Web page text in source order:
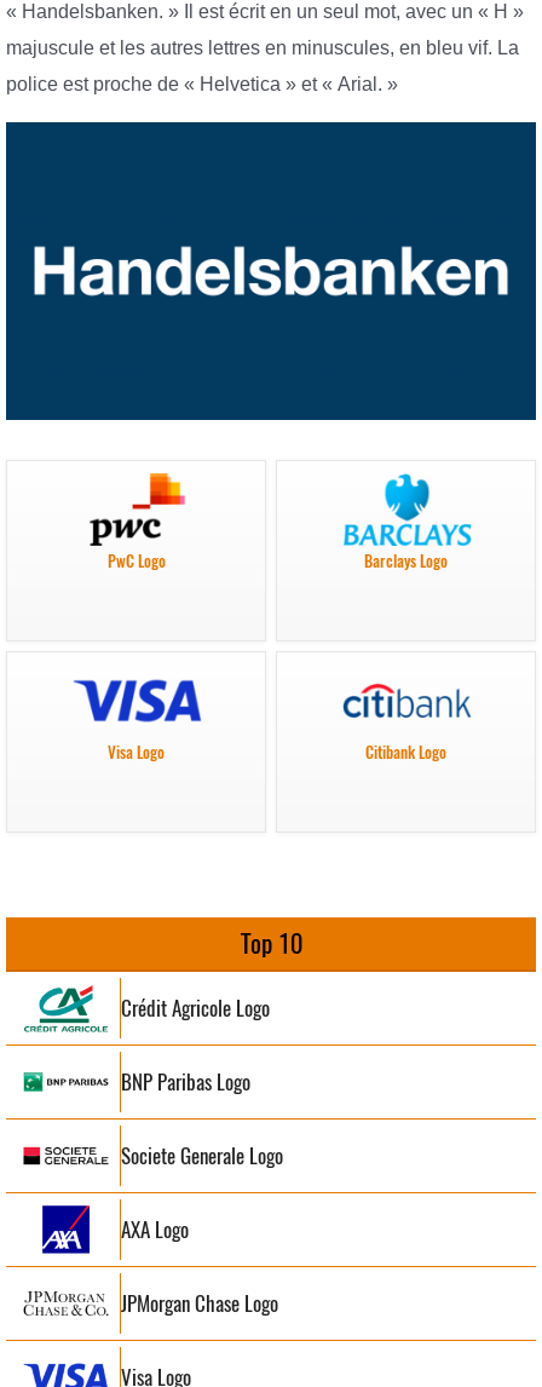
« Handelsbanken. » Il est écrit en un seul mot, avec un « H »
majuscule et les autres lettres en minuscules, en bleu vif. La
police est proche de « Helvetica » et « Arial. »
PwC Logo Barclays Logo
Visa Logo Citibank Logo
Top 10
Crédit Agricole Logo
BNP Paribas Logo
Societe Generale Logo
AXA Logo
JPMorgan Chase Logo
Visa Logo